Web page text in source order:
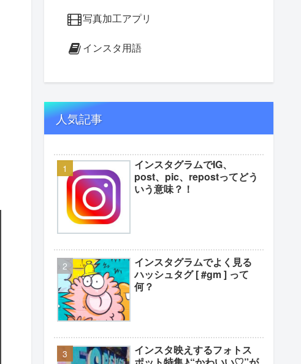
写真加工アプリ
インスタ用語
人気記事
インスタグラムでIG、
post、pic、repostってどう
いう意味？！
インスタグラムでよく見る
ハッシュタグ [ #gm ] って
何？
インスタ映えするフォトス